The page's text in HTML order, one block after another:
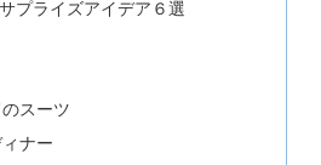
プライズアイデア６選
スーツ
ナー